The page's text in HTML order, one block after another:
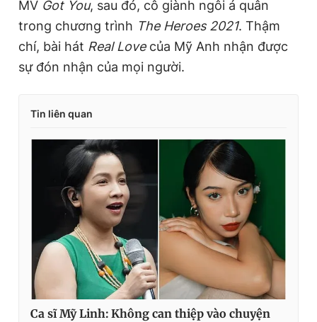
MV Got You, sau đó, cô giành ngôi á quân
trong chương trình The Heroes 2021. Thậm
chí, bài hát Real Lovecủa Mỹ Anh nhận được
sự đón nhận của mọi người.
Tin liên quan
Ca sĩ Mỹ Linh: Không can thiệp vào chuyện